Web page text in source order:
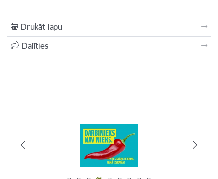
Drukāt lapu
Dalīties